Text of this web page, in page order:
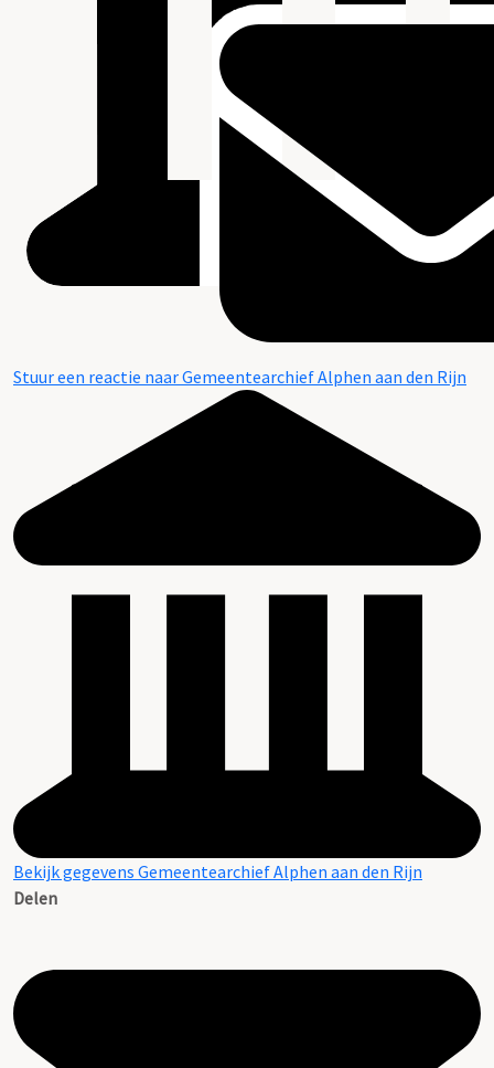
Stuur een reactie naar Gemeentearchief Alphen aan den Rijn
Bekijk gegevens Gemeentearchief Alphen aan den Rijn
Delen